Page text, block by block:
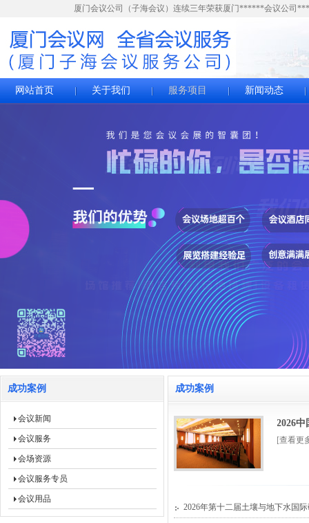
厦门会议公司（子海会议）连续三年荣获厦门******会议公司
网站首页 关于我们 服务项目 新闻动态
成功案例
会议新闻
会议服务
会场资源
会议服务专员
会议用品
成功案例
2026
[查看更
2026年第十二届土壤与地下水国